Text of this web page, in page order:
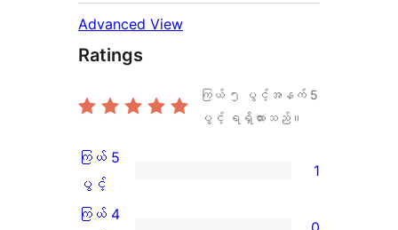
Advanced View
Ratings
ကြယ် ၅ ပွင့်အနက် 5
ပွင့် ရရှိထားသည်။
ကြယ်
5
ကြယ် 5
ပွင့်
1
ကြယ် 4